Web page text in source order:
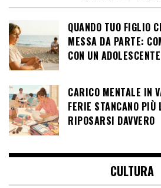
QUANDO TUO FIGLIO
MESSA DA PARTE:
CON UN ADOLESCENTE
CARICO MENTALE IN
FERIE STANCANO PIÙ
RIPOSARSI DAVVERO
CULTURA